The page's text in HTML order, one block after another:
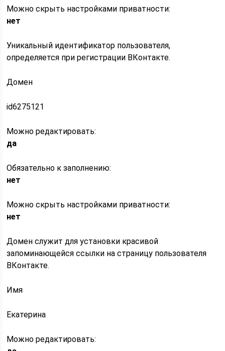
Можно скрыть настройками приватности:
нет
Уникальный идентификатор пользователя,
определяется при регистрации ВКонтакте.
Домен
id6275121
Можно редактировать:
да
Обязательно к заполнению:
нет
Можно скрыть настройками приватности:
нет
Домен служит для установки красивой
запоминающейся ссылки на страницу пользователя
ВКонтакте.
Имя
Екатерина
Можно редактировать: